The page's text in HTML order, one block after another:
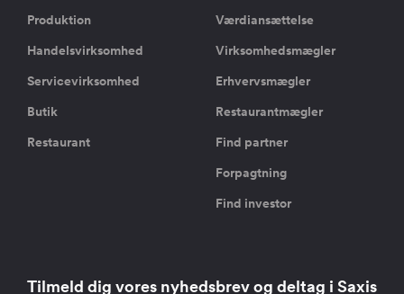
Produktion
Handelsvirksomhed
Servicevirksomhed
Butik
Restaurant
Værdiansættelse
Virksomhedsmægler
Erhvervsmægler
Restaurantmægler
Find partner
Forpagtning
Find investor
Tilmeld dig vores nyhedsbrev og deltag i Saxis